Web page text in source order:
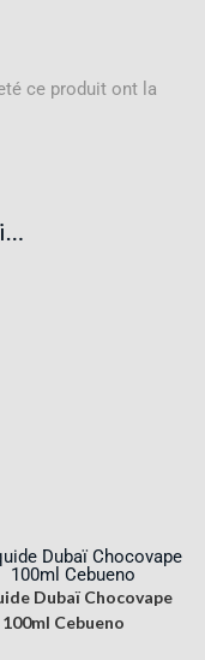
ce produit ont la
Dubaï Chocovape
100ml Cebueno